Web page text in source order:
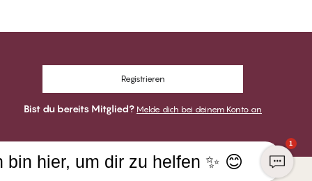
Registrieren
Bist du bereits Mitglied? Melde dich bei deinem Konto an
1
bin hier, um dir zu helfen ✨ 😊